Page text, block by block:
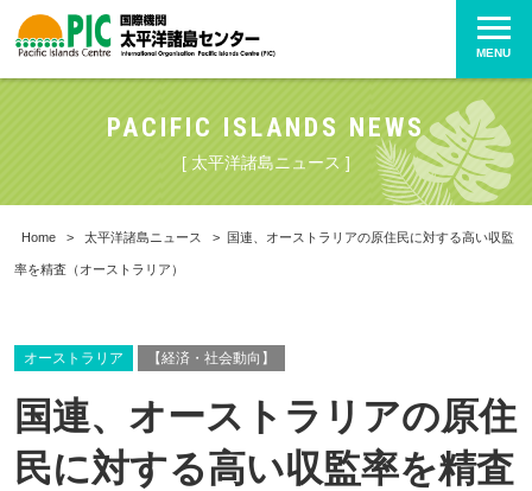
MENU
PACIFIC ISLANDS NEWS
[ 太平洋諸島ニュース ]
Home > 太平洋諸島ニュース > 国連、オーストラリアの原住民に対する高い収監
率を精査（オーストラリア）
オーストラリア 【経済・社会動向】
国連、オーストラリアの原住
民に対する高い収監率を精査